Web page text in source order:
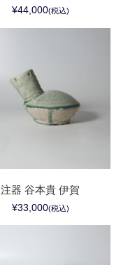
¥44,000(税込)
注器 谷本貴 伊賀
¥33,000(税込)